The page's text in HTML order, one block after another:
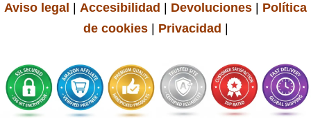
Aviso legal Accesibilidad Devoluciones
Política
de cookies| Privacidad